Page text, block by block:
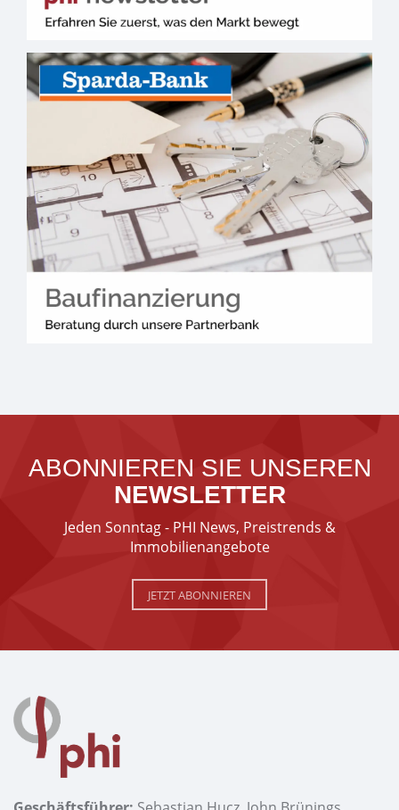
ABONNIEREN SIE UNSEREN
NEWSLETTER
Jeden Sonntag - PHI News, Preistrends &
Immobilienangebote
JETZT ABONNIEREN